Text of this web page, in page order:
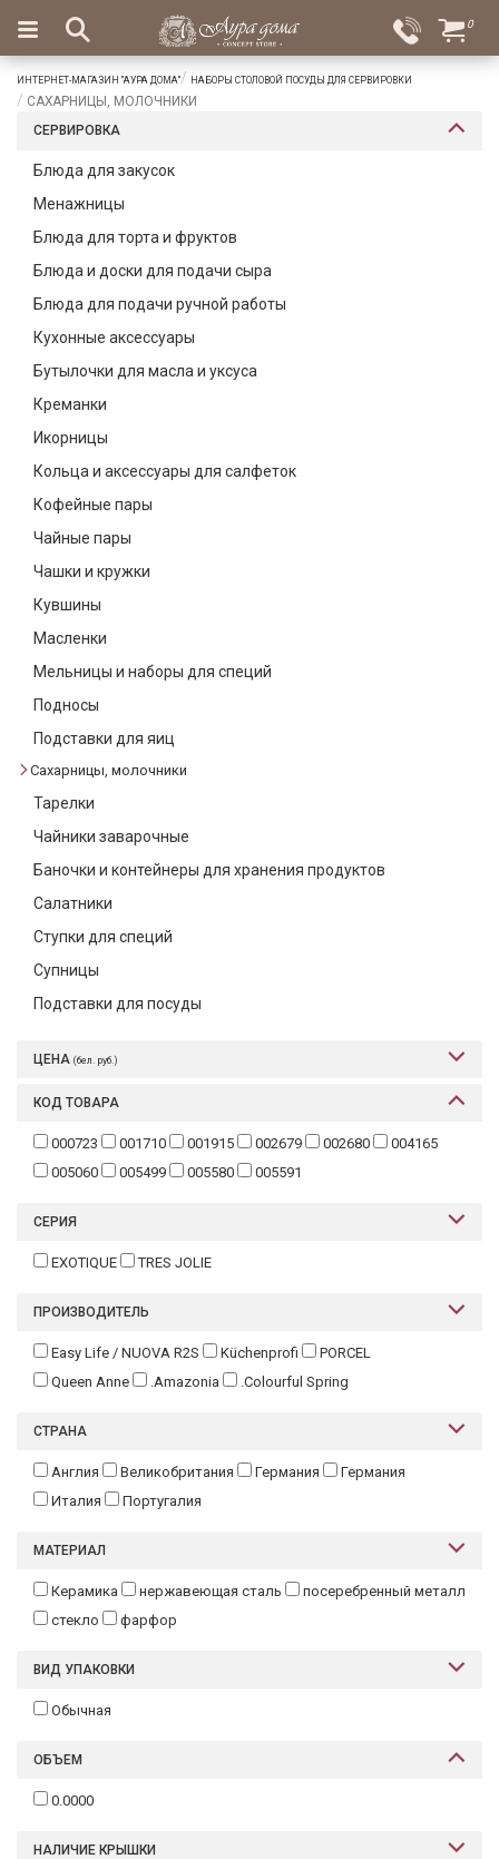
Вход
Избранное
×
Салоны
Доставка
Оплата
для
дома
Бар
Посуда
Сервировка
приборы
Фарфор
Декор
0
ИНТЕРНЕТ-МАГАЗИН "АУРА ДОМА" НАБОРЫ СТОЛОВОЙ ПОСУДЫ ДЛЯ СЕРВИРОВКИ
САХАРНИЦЫ, МОЛОЧНИКИ
СЕРВИРОВКА
Блюда для закусок
Менажницы
Блюда для торта и фруктов
Блюда и доски для подачи сыра
Блюда для подачи ручной работы
Кухонные аксессуары
Бутылочки для масла и уксуса
Креманки
Икорницы
Кольца и аксессуары для салфеток
Кофейные пары
Чайные пары
Чашки и кружки
Кувшины
Масленки
Мельницы и наборы для специй
Подносы
Подставки для яиц
Сахарницы, молочники
Тарелки
Чайники заварочные
Баночки и контейнеры для хранения продуктов
Салатники
Ступки для специй
Супницы
Подставки для посуды
ЦЕНА (бел. руб.)
КОД ТОВАРА
000723 001710 001915 002679 002680
004165
005060
005499 005580 005591
СЕРИЯ
EXOTIQUE TRES JOLIE
ПРОИЗВОДИТЕЛЬ
Easy Life / NUOVA R2S Küchenprofi
PORCEL
Queen Anne
.Amazonia .Colourful Spring
СТРАНА
Англия Великобритания Германия
Германия
Италия
Португалия
МАТЕРИАЛ
Керамика нержавеющая сталь
посеребренный металл
стекло
фарфор
ВИД УПАКОВКИ
Обычная
ОБЪЕМ
0.0000
НАЛИЧИЕ КРЫШКИ